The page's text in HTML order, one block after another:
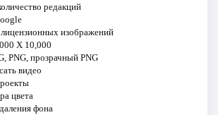
редакций
изображений
X 10,000
PNG, прозрачный PNG
видео
цвета
фона